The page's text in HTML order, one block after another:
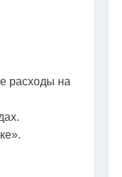
расходы на